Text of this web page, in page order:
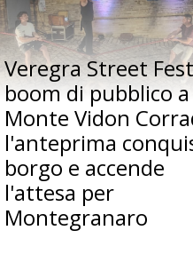
Veregra Street
boom di pubblico a
Monte Vidon
l'anteprima
borgo e accende
l'attesa per
Montegranaro